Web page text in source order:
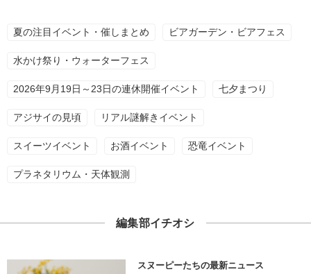
夏の注目イベント・催しまとめ ビアガーデン・ビアフェス
水かけ祭り・ウォーターフェス
2026年9月19日～23日の連休開催イベント 七夕まつり
アジサイの見頃 リアル謎解きイベント
スイーツイベント お酒イベント 恐竜イベント
プラネタリウム・天体観測
編集部イチオシ
スヌーピーたちの最新ニュース